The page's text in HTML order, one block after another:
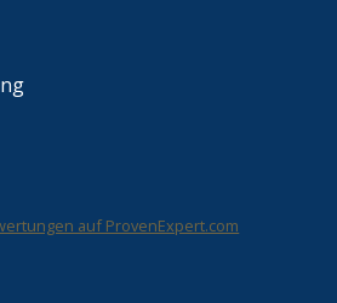
auf ProvenExpert.com